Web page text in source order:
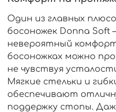
Один из главных
босоножек Donna Soft
невероятный
босоножках можно
не чувствуя
Мягкие стельки и
обеспечивают
поддержку стопы.